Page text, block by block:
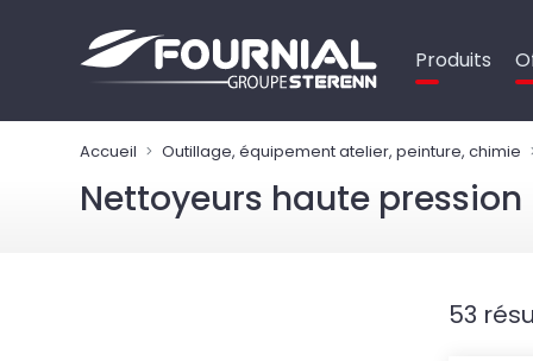
Produits
Accueil Outillage, équipement atelier, peinture, chimie
Nettoyeurs haute pression
53